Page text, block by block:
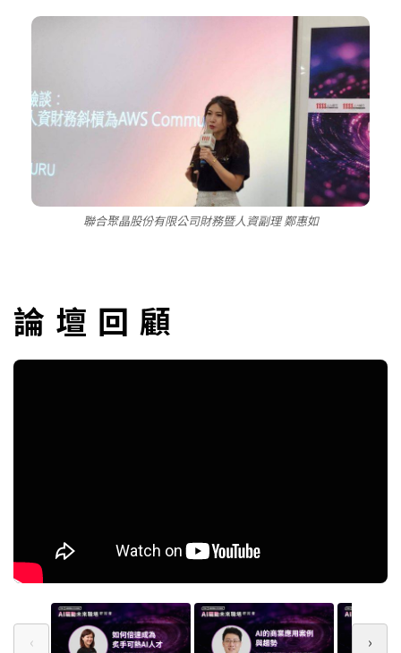
聯合聚晶股份有限公司財務暨人資副理 鄭惠如
論壇回顧
‹ ›